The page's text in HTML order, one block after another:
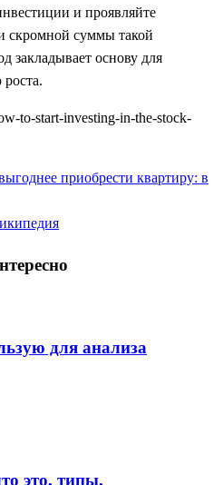
и проявляйте
скромной суммы такой
закладывает основу для
to-start-investing-in-the-stock-
приобрести квартиру: в
для анализа
это, типы,